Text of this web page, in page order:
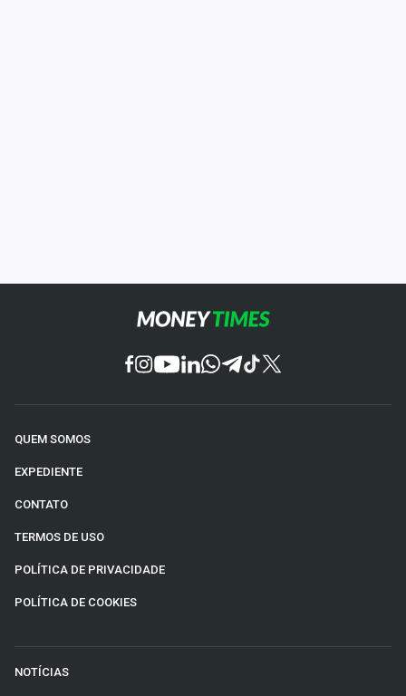
QUEM SOMOS
EXPEDIENTE
CONTATO
TERMOS DE USO
POLÍTICA DE PRIVACIDADE
POLÍTICA DE COOKIES
NOTÍCIAS